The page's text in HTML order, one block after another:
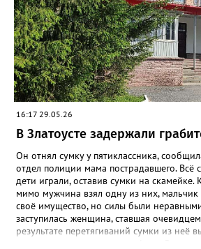
характера граждане признались:
деньги – потратить. Подозреваемых
колонку разыскали, изъяли и после
следственных мероприятий вернут
16:17 29.05.26
В Златоусте задержали
Он отнял сумку у пятиклассника,
отдел полиции мама пострадавшего. Всё
дети играли, оставив сумки на
мимо мужчина взял одну из них, мальчик
своё имущество, но силы были
заступилась женщина, ставшая
результате перетягиваний сумки из неё